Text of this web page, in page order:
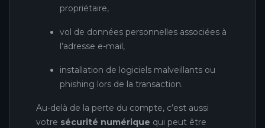
propriétaire,
vol de données personnelles associées à
l’adresse e-mail,
installation de logiciels malveillants ou
phishing lors de la transaction.
Au-delà de la perte du compte, c’est aussi
votre sécurité numérique qui peut être